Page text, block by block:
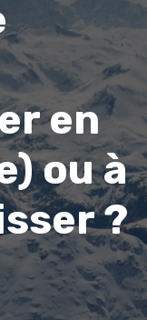
en
ou à
?